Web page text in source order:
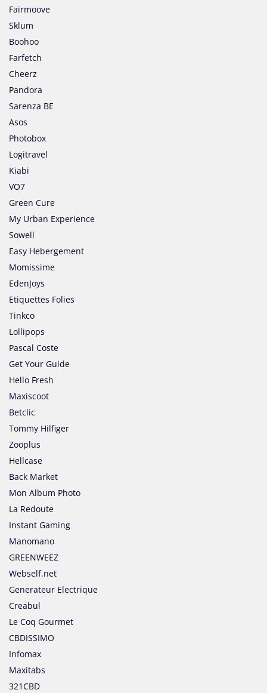
Fairmoove
Sklum
Boohoo
Farfetch
Cheerz
Pandora
Sarenza BE
Asos
Photobox
Logitravel
Kiabi
VO7
Green Cure
My Urban Experience
Sowell
Easy Hebergement
Momissime
EdenJoys
Etiquettes Folies
Tinkco
Lollipops
Pascal Coste
Get Your Guide
Hello Fresh
Maxiscoot
Betclic
Tommy Hilfiger
Zooplus
Hellcase
Back Market
Mon Album Photo
La Redoute
Instant Gaming
Manomano
GREENWEEZ
Webself.net
Generateur Electrique
Creabul
Le Coq Gourmet
CBDISSIMO
Infomax
Maxitabs
321CBD